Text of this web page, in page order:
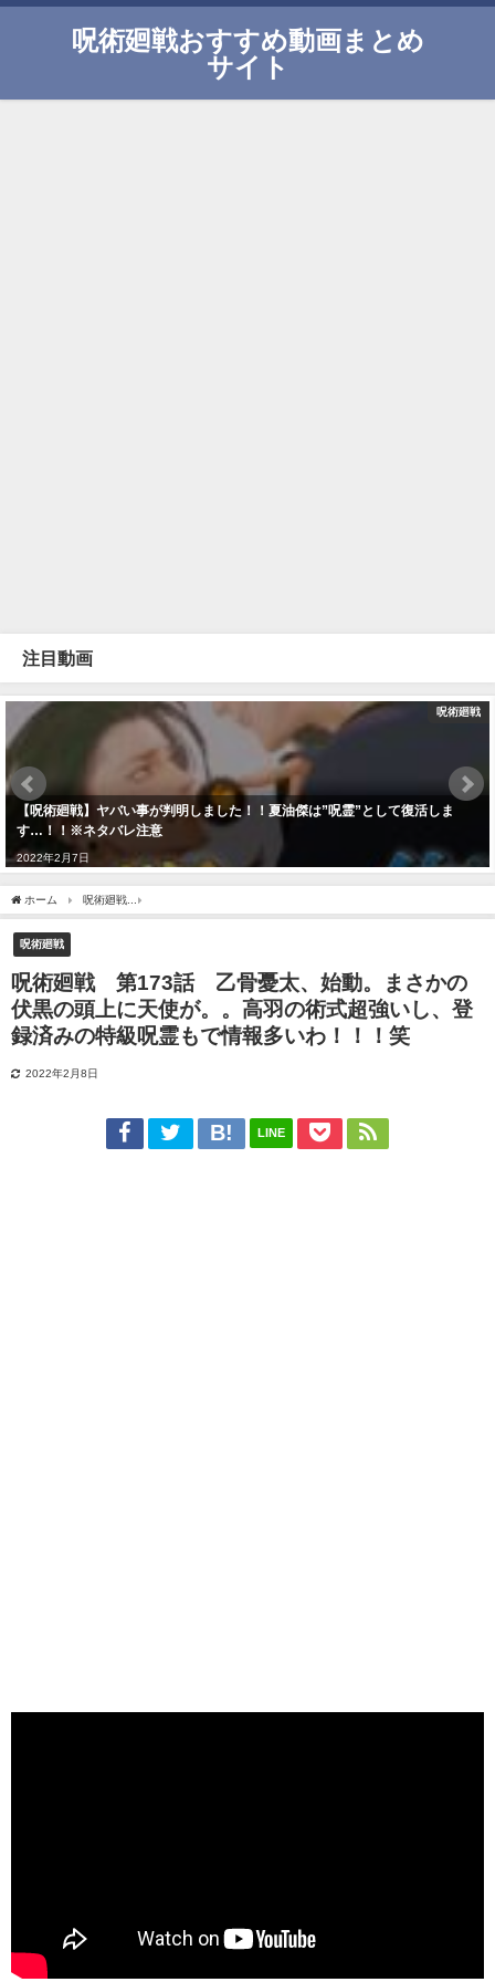
呪術廻戦おすすめ動画まとめ
サイト
注目動画
呪術廻戦
【呪術廻戦】ヤバい事が判明しました！！夏油傑は”呪霊”として復活しま
す…！！※ネタバレ注意
2022年2月7日
ホーム 呪術廻戦
呪術廻戦
呪術廻戦 第173話 乙骨憂太、始動。まさかの
伏黒の頭上に天使が。。高羽の術式超強いし、登
録済みの特級呪霊もで情報多いわ！！！笑
2022年2月8日
LINE